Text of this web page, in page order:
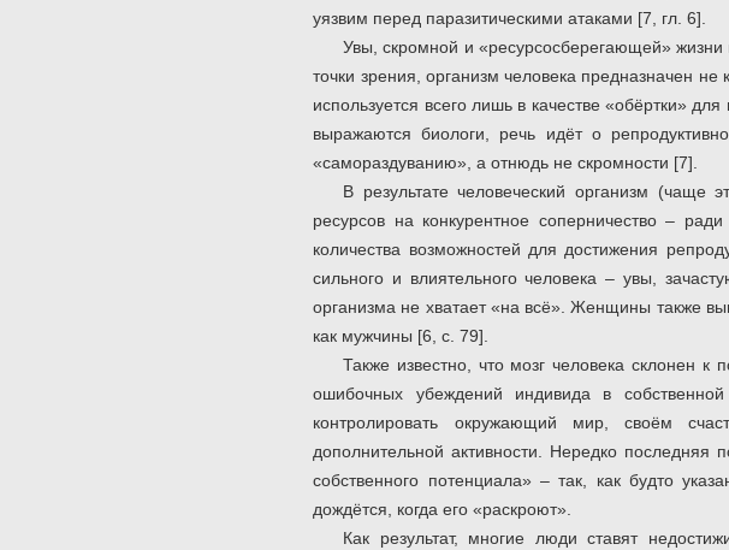
уязвим перед паразитическими атаками [7, гл. 6].
Увы, скромной и «ресурсосберегающей»
точки зрения, организм человека предназначен
используется всего лишь в качестве «обёртки»
выражаются биологи, речь идёт о
«самораздуванию», а отнюдь не скромности [7].
В результате человеческий организм (чаще
ресурсов на конкурентное соперничество –
количества возможностей для достижения
сильного и влиятельного человека – увы,
организма не хватает «на всё». Женщины также
как мужчины [6, с. 79].
Также известно, что мозг человека склонен
ошибочных убеждений индивида в
контролировать окружающий мир, своём
дополнительной активности. Нередко
собственного потенциала» – так, как будто
дождётся, когда его «раскроют».
Как результат, многие люди ставят